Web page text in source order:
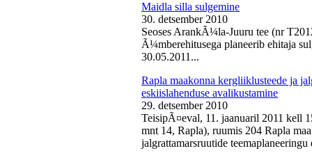
Maidla silla sulgemine
30. detsember 2010
Seoses ArankÃ¼la-Juuru tee (nr
Ã¼mberehitusega planeerib ehitaja
30.05.2011...
Rapla maakonna kergliiklusteede ja
eskiislahenduse avalikustamine
29. detsember 2010
TeisipÃ¤eval, 11. jaanuaril 2011 kell
mnt 14, Rapla), ruumis 204 Rapla
jalgrattamarsruutide